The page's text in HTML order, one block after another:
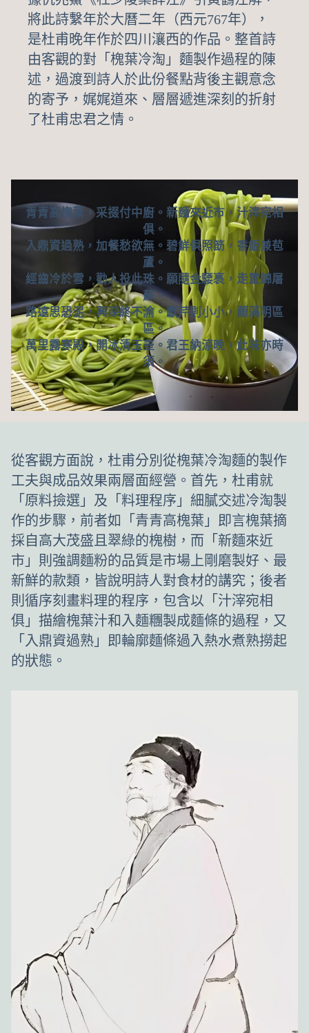
將此詩繫年於大曆二年（西元767年），
是杜甫晚年作於四川瀼西的作品。整首詩
由客觀的對「槐葉冷淘」麵製作過程的陳
述，過渡到詩人於此份餐點背後主觀意念
的寄予，娓娓道來、層層遞進深刻的折射
了杜甫忠君之情。
青青高槐葉，采掇付中廚。新麵來近市，汁滓宛相
俱。
入鼎資過熟，加餐愁欲無。碧鮮俱照筯，香飯兼苞
蘆。
經齒冷於雪，勸人投此珠。願隨金騕褭，走置錦屠
蘇。
路遠思恐泥，興深終不渝。獻芹則小小，薦藻明區
區。
萬里露寒殿，開冰清玉壺。君王納涼晚，此味亦時
須。
從客觀方面說，杜甫分別從槐葉冷淘麵的製作
工夫與成品效果兩層面經營。首先，杜甫就
「原料撿選」及「料理程序」細膩交述冷淘製
作的步驟，前者如「青青高槐葉」即言槐葉摘
採自高大茂盛且翠綠的槐樹，而「新麵來近
市」則強調麵粉的品質是市場上剛磨製好、最
新鮮的款類，皆說明詩人對食材的講究；後者
則循序刻畫料理的程序，包含以「汁滓宛相
俱」描繪槐葉汁和入麵糰製成麵條的過程，又
「入鼎資過熟」即輪廓麵條過入熱水煮熟撈起
的狀態。